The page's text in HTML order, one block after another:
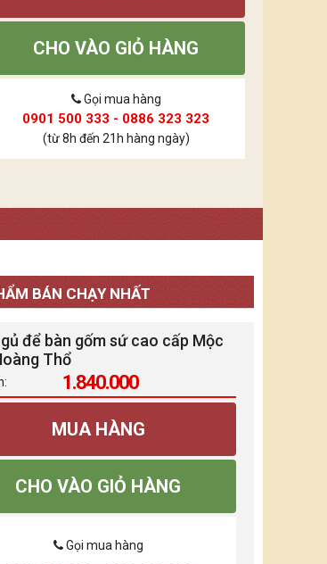
CHO VÀO GIỎ HÀNG
Gọi mua hàng
0901 500 333 - 0886 323 323
(từ 8h đến 21h hàng ngày)
BÁN CHẠY NHẤT
để bàn gốm sứ cao cấp Mộc
Thổ
1.840.000
MUA HÀNG
CHO VÀO GIỎ HÀNG
Gọi mua hàng